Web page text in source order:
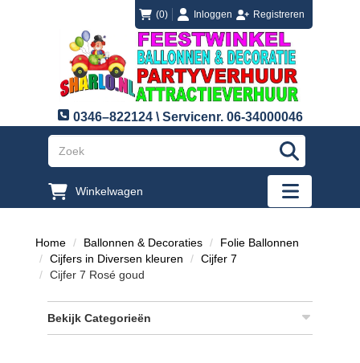
(0) loginInloggen
registreren Registreren
0346–822124 \ Servicenr. 06-34000046
"Zoeken
Winkelwagen
"Toggle
Home Ballonnen & Decoraties
Folie Ballonnen
Cijfers in Diversen kleuren
Cijfer 7
Cijfer 7 Rosé goud
Bekijk Categorieën